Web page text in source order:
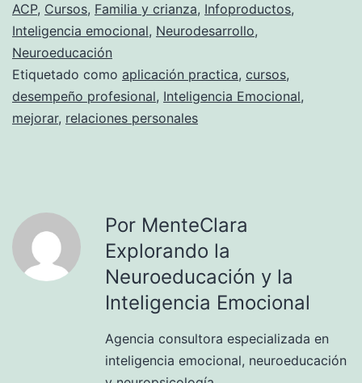
ACP, Cursos, Familia y crianza, Infoproductos,
Inteligencia emocional, Neurodesarrollo,
Neuroeducación
Etiquetado como aplicación practica, cursos,
desempeño profesional, Inteligencia Emocional,
mejorar, relaciones personales
Por MenteClara
Explorando la
Neuroeducación y la
Inteligencia Emocional
Agencia consultora especializada en
inteligencia emocional, neuroeducación